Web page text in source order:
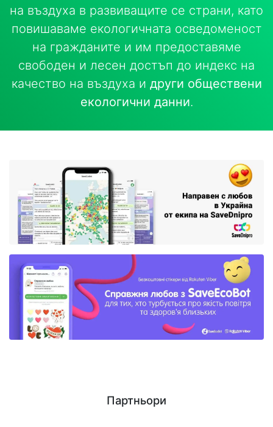
на въздуха в развиващите се страни, като
повишаваме екологичната осведоменост
на гражданите и им предоставяме
свободен и лесен достъп до индекс на
качество на въздуха и други обществени
екологични данни.
Партньори